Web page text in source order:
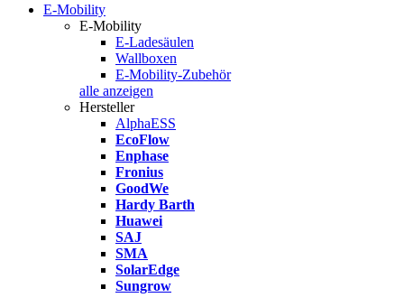
E-Mobility
E-Mobility
E-Ladesäulen
Wallboxen
E-Mobility-Zubehör
alle anzeigen
Hersteller
AlphaESS
EcoFlow
Enphase
Fronius
GoodWe
Hardy Barth
Huawei
SAJ
SMA
SolarEdge
Sungrow